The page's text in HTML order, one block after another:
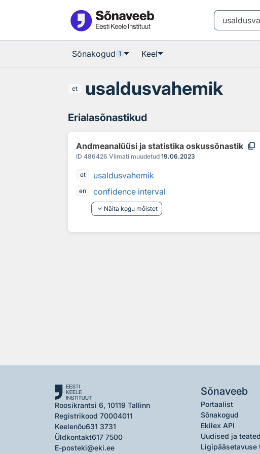
Sõnakogud 1 Keel
et usaldusvahemik
Erialasõnastikud
Andmeanalüüsi ja statistika oskussõnastik content_copy
ID 486426 Viimati muudetud 19.06.2023
et usaldusvahemik
en
confidence interval
keyboard_arrow_down Näita kogu mõistet
Roosikrantsi 6, 10119 Tallinn
Registrikood 70004011
Keelenõu631 3731
Üldkontakt617 7500
E-posteki@eki.ee
Sõnaveeb
Portaalist
Sõnakogud
Ekilex API
Uudised ja teated
Ligipääsetavuse